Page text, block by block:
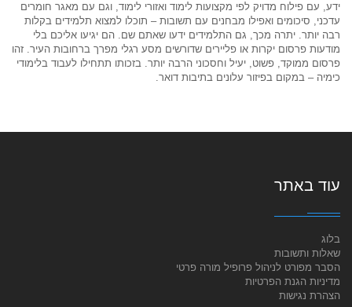
ידע, עם פילוח מדויק לפי מקצועות לימוד ואזורי לימוד, וגם עם מאגר חומרים
עדכני, סיכומים ואפילו מבחנים עם תשובות – תוכלו למצוא תלמידים בקלות
רבה יותר. יתרה מכך, גם התלמידים ידעו שאתם שם. הם יגיעו אליכם בלי
מודעות פרסום יקרות או פליירים שדורשים מסע רגלי מפרך ברחובות העיר. זהו
פרסום ממוקד, פשוט, יעיל וחסכוני הרבה יותר. בזכותו תתחילו לעבוד בלימודי
כימיה – במקום בפיזור עלונים בתיבות דואר.
עוד באתר
בלוג
שאלות ותשובות
הסבר מפורט לניהול פרופיל מורה פרטי
מדיניות הגנת הפרטיות
הצהרת נגישות